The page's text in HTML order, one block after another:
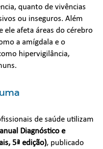
quanto de vivências
ou inseguros. Além
ele afeta áreas do cérebro
a amígdala e o
hipervigilância,
de saúde utilizam
Diagnóstico e
5ª edição), publicado